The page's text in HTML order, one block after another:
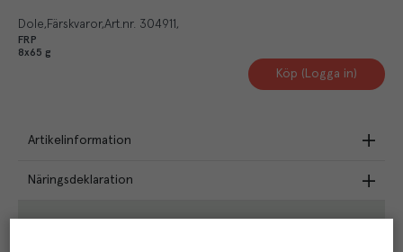
Dole Färskvaror Art.nr. 304911
FRP
8x65 g
Köp (Logga in)
Artikelinformation
Näringsdeklaration